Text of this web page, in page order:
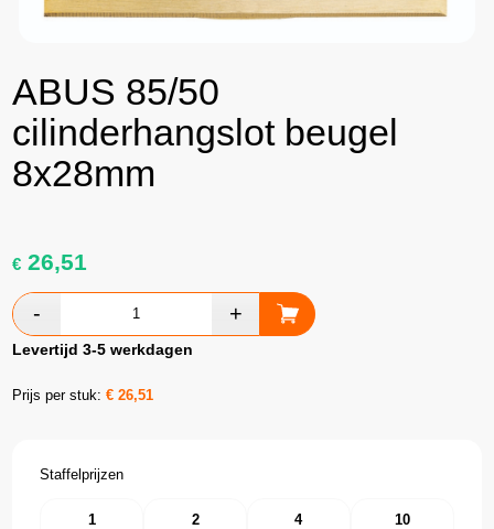
ABUS 85/50
cilinderhangslot beugel
8x28mm
€ 26,51
Levertijd 3-5 werkdagen
Prijs per stuk:€26,51
Staffelprijzen
1 2 4 10